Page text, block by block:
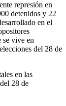
represión en
detenidos y 22
en el
se vive en
del 28 de
en las
28 de